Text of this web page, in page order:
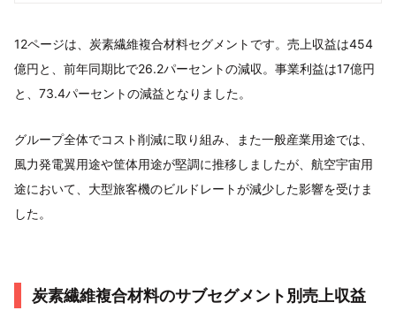
12ページは、炭素繊維複合材料セグメントです。売上収益は454
億円と、前年同期比で26.2パーセントの減収。事業利益は17億円
と、73.4パーセントの減益となりました。
グループ全体でコスト削減に取り組み、また一般産業用途では、
風力発電翼用途や筐体用途が堅調に推移しましたが、航空宇宙用
途において、大型旅客機のビルドレートが減少した影響を受けま
した。
炭素繊維複合材料のサブセグメント別売上収益